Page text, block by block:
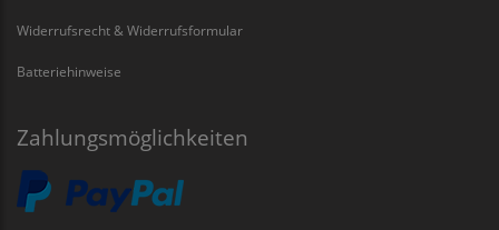
Widerrufsrecht & Widerrufsformular
Batteriehinweise
Zahlungsmöglichkeiten